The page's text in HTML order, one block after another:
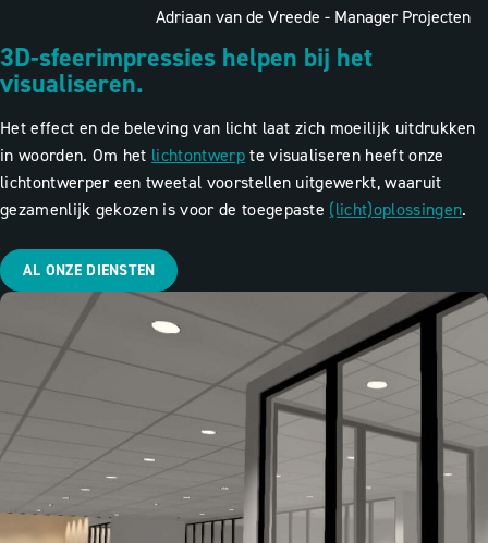
Adriaan van de Vreede - Manager Projecten
3D-sfeerimpressies helpen bij het
visualiseren.
Het effect en de beleving van licht laat zich moeilijk uitdrukken
in woorden. Om het lichtontwerpte visualiseren heeft onze
lichtontwerper een tweetal voorstellen uitgewerkt, waaruit
gezamenlijk gekozen is voor de toegepaste (licht)oplossingen.
AL ONZE DIENSTEN